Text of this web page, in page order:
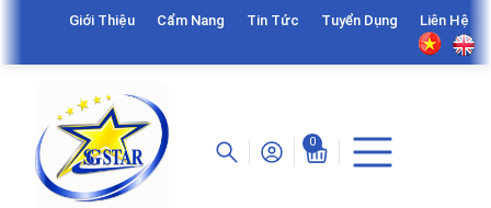
Giới Thiệu Cẩm Nang Tin Tức Tuyển Dụng Liên Hệ
0